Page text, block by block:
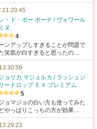
21:20:45
・ド・ポー ボーテ / ヴォワール
ヌ
4
ンアップしすぎることが問題で
笑肌が白すぎると思ったの…
ョリカ マジョルカ / ラッシュジ
ードロップ ＥＸ プレミアム
5
ョマジョの白い方も使ってみた
やっぱりこっちの方が効果…